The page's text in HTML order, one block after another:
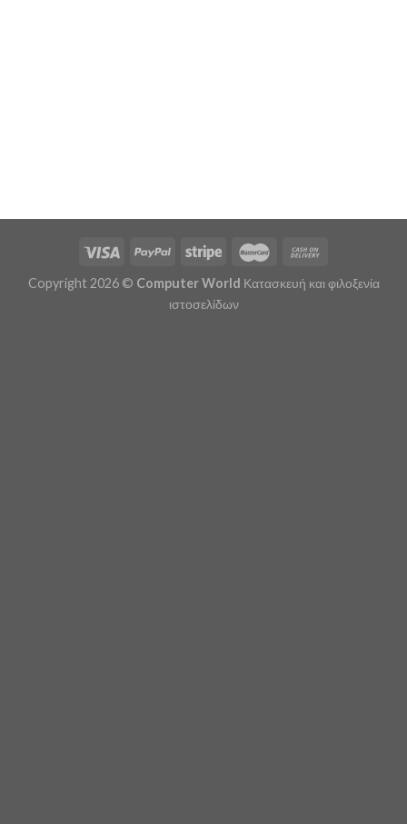
Copyright 2026 © Computer World Κατασκευή και φιλοξενία
ιστοσελίδων